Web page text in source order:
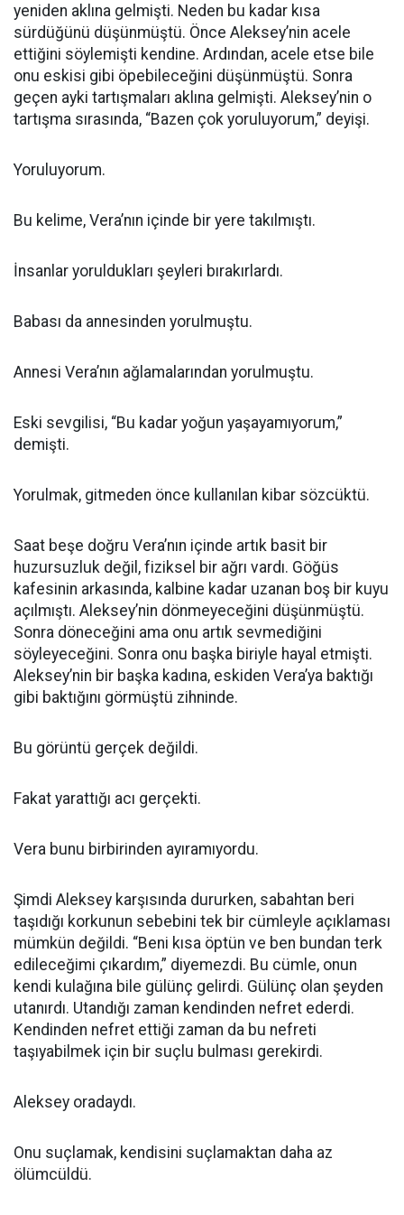
yeniden aklına gelmişti. Neden bu kadar kısa
sürdüğünü düşünmüştü. Önce Aleksey’nin acele
ettiğini söylemişti kendine. Ardından, acele etse bile
onu eskisi gibi öpebileceğini düşünmüştü. Sonra
geçen ayki tartışmaları aklına gelmişti. Aleksey’nin o
tartışma sırasında, “Bazen çok yoruluyorum,” deyişi.
Yoruluyorum.
Bu kelime, Vera’nın içinde bir yere takılmıştı.
İnsanlar yoruldukları şeyleri bırakırlardı.
Babası da annesinden yorulmuştu.
Annesi Vera’nın ağlamalarından yorulmuştu.
Eski sevgilisi, “Bu kadar yoğun yaşayamıyorum,”
demişti.
Yorulmak, gitmeden önce kullanılan kibar sözcüktü.
Saat beşe doğru Vera’nın içinde artık basit bir
huzursuzluk değil, fiziksel bir ağrı vardı. Göğüs
kafesinin arkasında, kalbine kadar uzanan boş bir kuyu
açılmıştı. Aleksey’nin dönmeyeceğini düşünmüştü.
Sonra döneceğini ama onu artık sevmediğini
söyleyeceğini. Sonra onu başka biriyle hayal etmişti.
Aleksey’nin bir başka kadına, eskiden Vera’ya baktığı
gibi baktığını görmüştü zihninde.
Bu görüntü gerçek değildi.
Fakat yarattığı acı gerçekti.
Vera bunu birbirinden ayıramıyordu.
Şimdi Aleksey karşısında dururken, sabahtan beri
taşıdığı korkunun sebebini tek bir cümleyle açıklaması
mümkün değildi. “Beni kısa öptün ve ben bundan terk
edileceğimi çıkardım,” diyemezdi. Bu cümle, onun
kendi kulağına bile gülünç gelirdi. Gülünç olan şeyden
utanırdı. Utandığı zaman kendinden nefret ederdi.
Kendinden nefret ettiği zaman da bu nefreti
taşıyabilmek için bir suçlu bulması gerekirdi.
Aleksey oradaydı.
Onu suçlamak, kendisini suçlamaktan daha az
ölümcüldü.